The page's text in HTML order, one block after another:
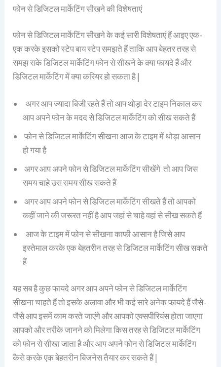
फोन से डिजिटल मार्केटिंग सीखने की विशेषताएं
फोन से डिजिटल मार्केटिंग सीखने के कई सारी विशेषताएं हैं आइए एक-
एक करके इसको स्टेप बाय स्टेप समझते हैं ताकि आप बेहतर तरह से
समझ सके डिजिटल मार्केटिंग फोन से सीखने के क्या फायदे हैं और
डिजिटल मार्केटिंग में क्या करियर हो सकता है |
अगर आप ज्यादा बिजी रहते हैं तो आप थोड़ा देर टाइम निकाल कर
आप अपने फोन के मदद से डिजिटल मार्केटिंग को सीख सकते हैं
फोन से डिजिटल मार्केटिंग सीखना आज के टाइम में थोड़ा आसान
हो गया है
अगर आप अपने फोन से डिजिटल मार्केटिंग सीखेंगे तो आप जिस
समय चाहे उस समय सीख सकते हैं
अगर आप अपने फोन से डिजिटल मार्केटिंग सीखते हैं तो आपको
कहीं जाने की जरूरत नहीं है आप जहां से चाहे वहां से सीख सकते हैं
आज के टाइम में फोन से सीखना काफी आसान है जिसे आप
इस्तेमाल करके एक बेहतरीन तरह से डिजिटल मार्केटिंग सीख सकते
हैं
यह सब है कुछ फायदे अगर आप अपने फोन से डिजिटल मार्केटिंग
सीखना चाहते हैं तो इसके अलावा और भी कई सारे अनेक फायदे हैं जैसे-
जैसे आप इसमें काम करते जाएंगे और आपको एक्सपीरियंस होता जाएगा
आपको और तरीके जानने को मिलेगा किस तरह से डिजिटल मार्केटिंग
को फोन से सीखा जाता है और आप अपने फोन से डिजिटल मार्केटिंग
कैसे करके एक बेहतरीन बिजनेस तैयार कर सकते हैं |